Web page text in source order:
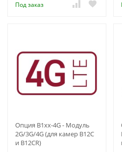
Под заказ
Опция B1xx-4G - Модуль
2G/3G/4G (для камер B12C
и B12CR)